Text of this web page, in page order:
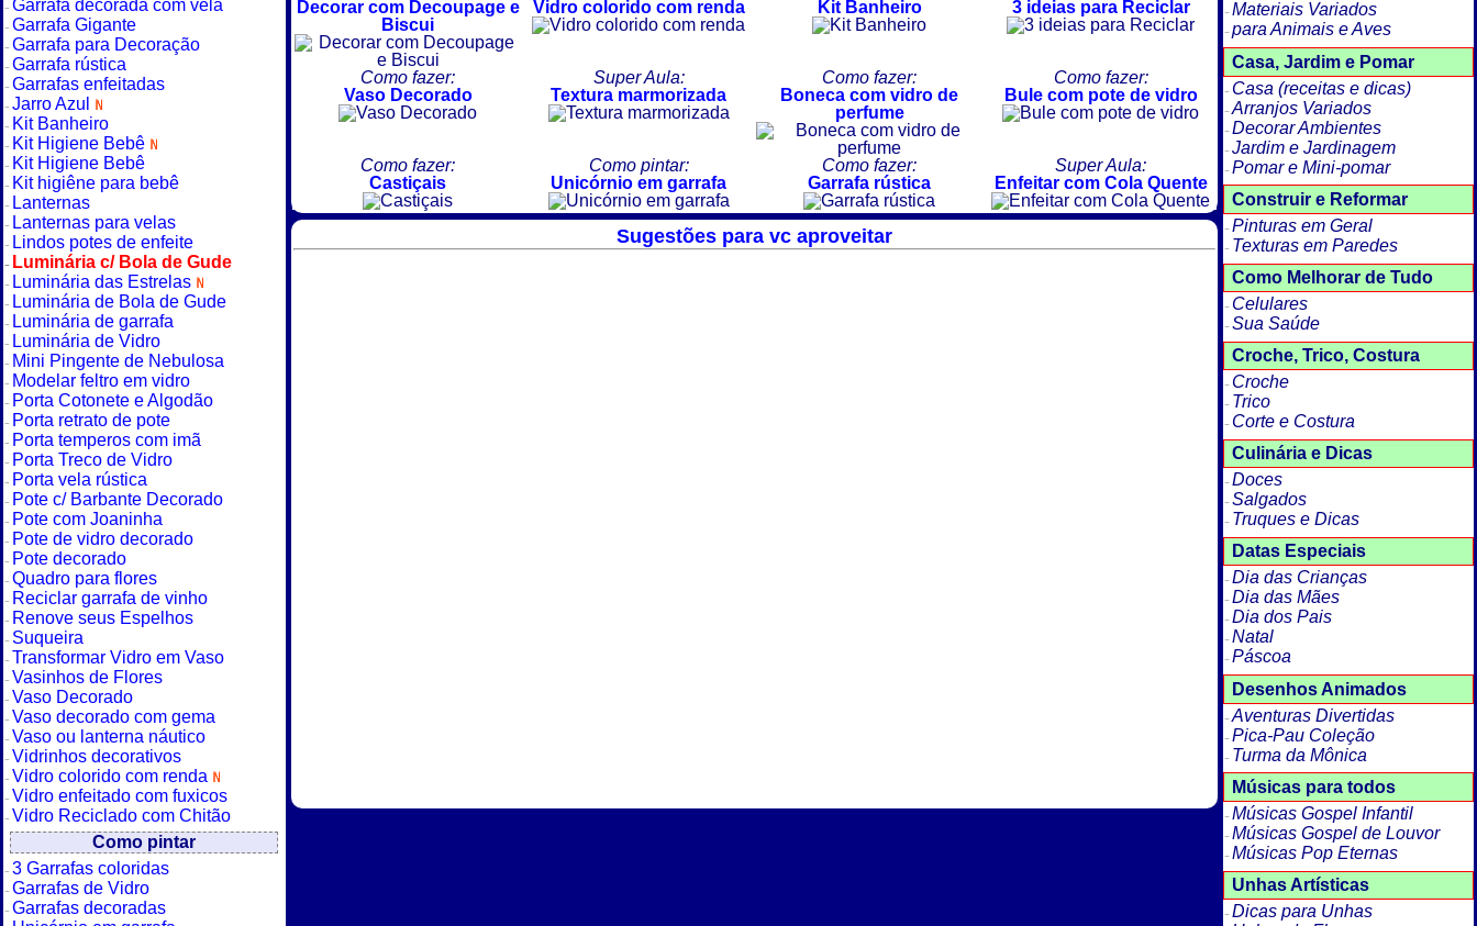
Garrafa decorada com vela
Garrafa Gigante
Garrafa para Decoração
Garrafa rústica
Garrafas enfeitadas
Jarro Azul
Kit Banheiro
Kit Higiene Bebê
Kit Higiene Bebê
Kit higiêne para bebê
Lanternas
Lanternas para velas
Lindos potes de enfeite
Luminária c/ Bola de Gude
Luminária das Estrelas
Luminária de Bola de Gude
Luminária de garrafa
Luminária de Vidro
Mini Pingente de Nebulosa
Modelar feltro em vidro
Porta Cotonete e Algodão
Porta retrato de pote
Porta temperos com imã
Porta Treco de Vidro
Porta vela rústica
Pote c/ Barbante Decorado
Pote com Joaninha
Pote de vidro decorado
Pote decorado
Quadro para flores
Reciclar garrafa de vinho
Renove seus Espelhos
Suqueira
Transformar Vidro em Vaso
Vasinhos de Flores
Vaso Decorado
Vaso decorado com gema
Vaso ou lanterna náutico
Vidrinhos decorativos
Vidro colorido com renda
Vidro enfeitado com fuxicos
Vidro Reciclado com Chitão
Como pintar
3 Garrafas coloridas
Garrafas de Vidro
Garrafas decoradas
Decorar com Decoupage e
Biscui
Vidro colorido com renda
Kit Banheiro
3 ideias para Reciclar
Como fazer:
Vaso Decorado
Super Aula:
Textura marmorizada
Como fazer:
Boneca com vidro de
perfume
Como fazer:
Bule com pote de vidro
Como fazer:
Castiçais
Como pintar:
Unicórnio em garrafa
Como fazer:
Garrafa rústica
Super Aula:
Enfeitar com Cola Quente
Sugestões para vc aproveitar
Materiais Variados
para Animais e Aves
Casa, Jardim e Pomar
Casa (receitas e dicas)
Arranjos Variados
Decorar Ambientes
Jardim e Jardinagem
Pomar e Mini-pomar
Construir e Reformar
Pinturas em Geral
Texturas em Paredes
Como Melhorar de Tudo
Celulares
Sua Saúde
Croche, Trico, Costura
Croche
Trico
Corte e Costura
Culinária e Dicas
Doces
Salgados
Truques e Dicas
Datas Especiais
Dia das Crianças
Dia das Mães
Dia dos Pais
Natal
Páscoa
Desenhos Animados
Aventuras Divertidas
Pica-Pau Coleção
Turma da Mônica
Músicas para todos
Músicas Gospel Infantil
Músicas Gospel de Louvor
Músicas Pop Eternas
Unhas Artísticas
Dicas para Unhas